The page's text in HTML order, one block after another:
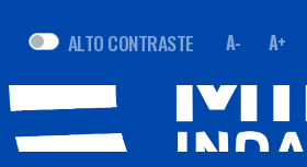
ALTO CONTRASTE A- A+